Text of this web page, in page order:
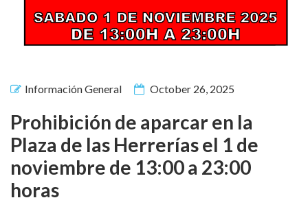
Información General October 26, 2025
Prohibición de aparcar en la
Plaza de las Herrerías el 1 de
noviembre de 13:00 a 23:00
horas